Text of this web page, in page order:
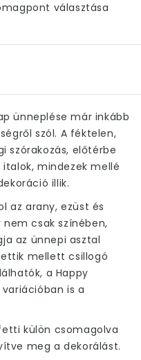
választása
ünneplése már inkább
szól. A féktelen,
szórakozás, előtérbe
mindezek mellé
illik.
az arany, ezüst és
csak színében,
az ünnepi asztal
mellett csillogó
a Happy
is a
külön csomagolva
meg a dekorálást.